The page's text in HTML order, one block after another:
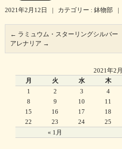
2021年2月12日 | カテゴリー : 鉢物部 |
← ラミュウム・スターリングシルバー
アレナリア →
2021年2月
月
火 水 木
« 1月
1 2 3 4
8
9 10 11
15
16 17 18
22
23 24 25